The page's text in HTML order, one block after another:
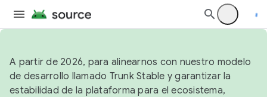
A partir de 2026, para alinearnos con nuestro modelo
de desarrollo llamado Trunk Stable y garantizar la
estabilidad de la plataforma para el ecosistema,